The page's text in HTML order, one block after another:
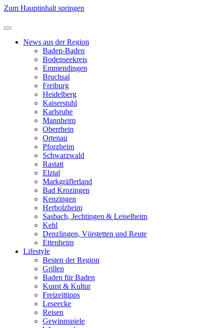
Zum Hauptinhalt springen
News aus der Region
Baden-Baden
Bodenseekreis
Emmendingen
Bruchsal
Freiburg
Heidelberg
Kaiserstuhl
Karlsruhe
Mannheim
Oberrhein
Ortenau
Pforzheim
Schwarzwald
Rastatt
Elztal
Markgräflerland
Bad Krozingen
Kenzingen
Herbolzheim
Sasbach, Jechtingen & Leiselheim
Kehl
Denzlingen, Vörstetten und Reute
Ettenheim
Lifestyle
Besten der Region
Grillen
Baden für Baden
Kunst & Kultur
Freizeittipps
Leseecke
Reisen
Gewinnspiele